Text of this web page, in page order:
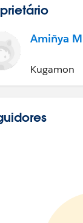
Amiñya
Kugamon